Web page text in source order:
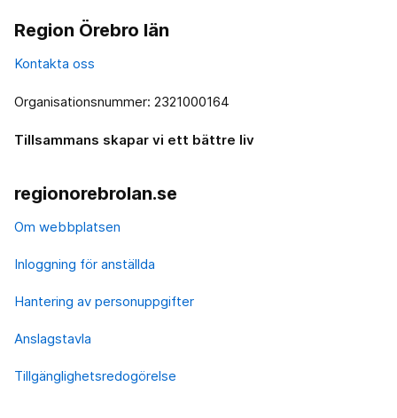
Region Örebro län
Kontakta oss
Organisationsnummer: 2321000164
Tillsammans skapar vi ett bättre liv
regionorebrolan.se
Om webbplatsen
Inloggning för anställda
Hantering av personuppgifter
Anslagstavla
Tillgänglighetsredogörelse